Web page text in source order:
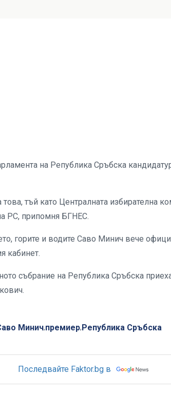
на Република Сръбска
тъй като Централната избирателна
РС, припомня БГНЕС.
горите и водите Саво Минич вече
кабинет.
събрание на Република Сръбска
Минич,премиер,Република Сръбска
Последвайте Faktor.bg в